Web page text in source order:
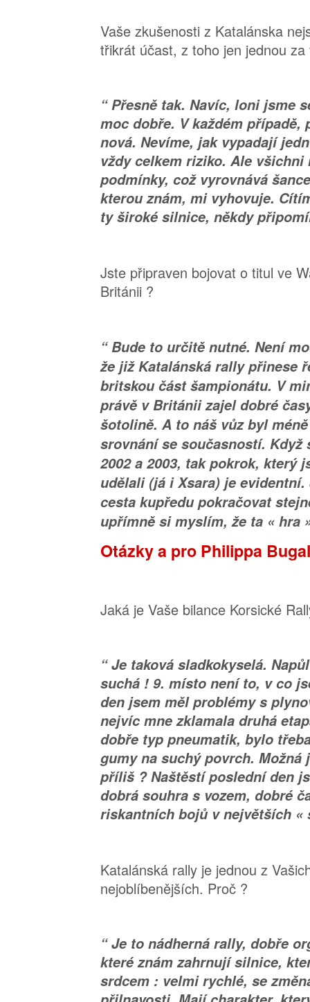
Vaše zkušenosti z Katalánska
třikrát účast, z toho jen jednou
“ Přesně tak. Navíc, loni jsme
moc dobře. V každém případě,
nová. Nevíme, jak vypadají
vždy celkem riziko. Ale všichni
podmínky, což vyrovnává
kterou znám, mi vyhovuje.
ty široké silnice, někdy
Jste připraven bojovat o titul ve
Británii ?
“ Bude to určitě nutné. Není
že již Katalánská rally přinese
britskou část šampionátu. V
právě v Británii zajel dobré
šotolině. A to náš vůz byl
srovnání se současností. Když
2002 a 2003, tak pokrok, který
udělali (já i Xsara) je
cesta kupředu pokračovat
upřímně si myslím, že ta « hra
Otázky a pro Philippa
Jaká je Vaše bilance Korsické
“ Je taková sladkokyselá.
suchá ! 9. místo není to, v co
den jsem měl problémy s
nejvíc mne zklamala druhá
dobře typ pneumatik, bylo
gumy na suchý povrch. Možná
příliš ? Naštěstí poslední den
dobrá souhra s vozem, dobré
riskantních bojů v největších
Katalánská rally je jednou z
nejoblíbenějších. Proč ?
“ Je to nádherná rally, dobře
které znám zahrnují silnice,
srdcem : velmi rychlé, se